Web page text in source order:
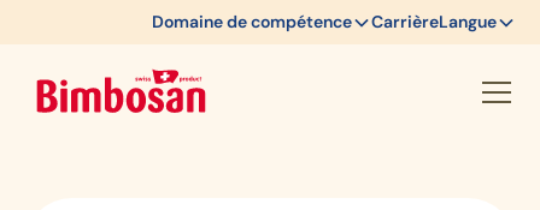
Domaine de compétence CarrièreLangue